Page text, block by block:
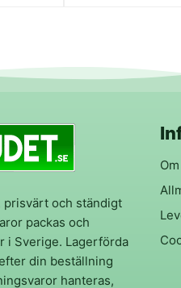
prisvärt och ständigt
packas och
i Sverige. Lagerförda
din beställning
hanteras,